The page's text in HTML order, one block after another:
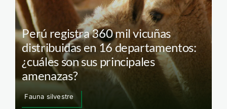
Perú registra 360 mil vicuñas
distribuidas en 16 departamentos:
¿cuáles son sus principales
amenazas?
Fauna silvestre